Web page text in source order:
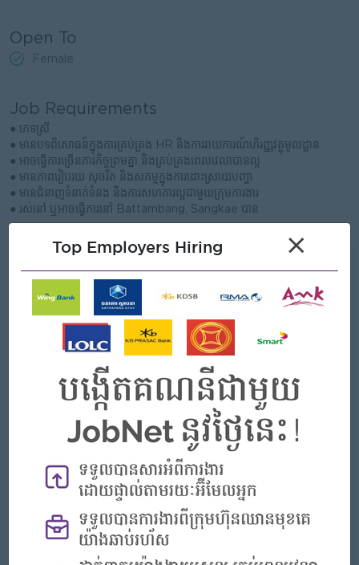
Open To
Female
Job Requirements
● ភេទស្រី
● មានបទពិសោធន៍ក្នុងការគ្រប់គ្រង HR និងការរាយការណ៍ហិរញ្ញវត្ថុមូលដ្ឋាន
● អាចធ្វើការច្រើនភារកិច្ចព្រមគ្នា និងគ្រប់គ្រងពេលវេលាបានល្អ
● មានភាពរៀបរយ សុចរិត និងសកម្មក្នុងការដោះស្រាយបញ្ហា
● មានជំនាញទំនាក់ទំនង និងការសហការល្អជាមួយក្រុមការងារ
● រស់នៅ ឬអាចធ្វើការនៅ Battambang, Sangkae បាន
What we can offer
Benefits
* Annual Bonus
* Annual Leave
* Insurance Benefit
* Public Holiday
* Yearly Salary Review
* OT and allowance
* Annual Party
* Team Work
* Development Improvement
Career Opportunities
Top Employers Hiring ×